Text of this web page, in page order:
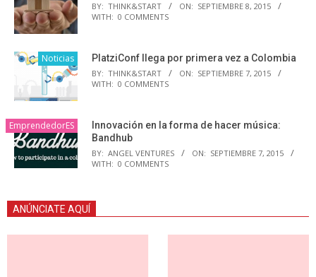
BY: THINK&START ON: SEPTIEMBRE 8, 2015
WITH: 0 COMMENTS
Noticias PlatziConf llega por primera vez a Colombia
BY: THINK&START ON: SEPTIEMBRE 7, 2015
WITH: 0 COMMENTS
EmprendedorES
Innovación en la forma de hacer música:
Bandhub
BY: ANGEL VENTURES ON: SEPTIEMBRE 7, 2015
WITH: 0 COMMENTS
ANÚNCIATE AQUÍ